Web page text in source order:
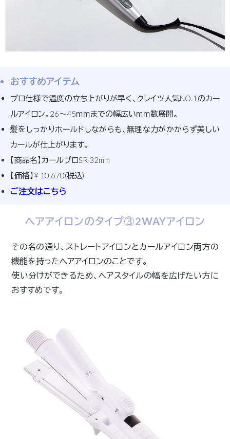
おすすめアイテム
プロ仕様で温度の立ち上がりが早く、クレイツ人気NO.1のカー
ルアイロン。26～45ｍｍまでの幅広いｍｍ数展開。
髪をしっかりホールドしながらも、無理な力がかからず美しい
カールが仕上がります。
【商品名】カールプロSR 32mm
【価格】¥ 10,670(税込)
ご注文はこちら
ヘアアイロンのタイプ③2WAYアイロン
その名の通り、ストレートアイロンとカールアイロン両方の
機能を持ったヘアアイロンのことです。
使い分けができるため、ヘアスタイルの幅を広げたい方に
おすすめです。